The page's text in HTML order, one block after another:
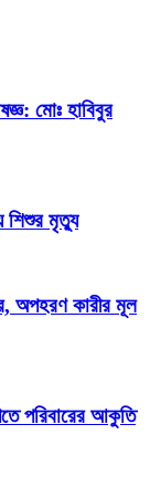
মোঃ হাবিবুর
শিশুর মৃত্যু
অপহরণ কারীর মূল
পরিবারের আকুতি